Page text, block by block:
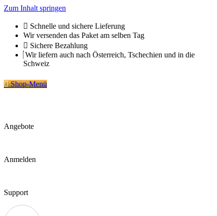
Zum Inhalt springen
Schnelle und sichere Lieferung
Wir versenden das Paket am selben Tag
Sichere Bezahlung
Wir liefern auch nach Österreich, Tschechien und in die
Schweiz
Shop-Menü
Angebote
Anmelden
Support